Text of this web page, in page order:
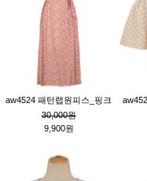
aw4524 패턴랩원피스_핑크
30,000원
9,900원